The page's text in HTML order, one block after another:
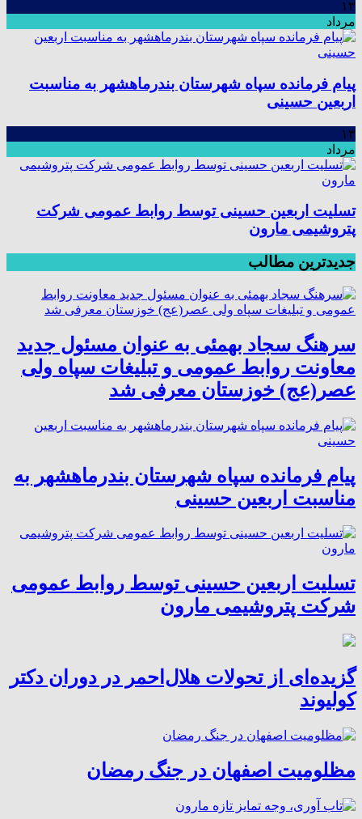
۱۳
مرداد
پیام فرمانده سپاه شهرستان بندرماهشهر به مناسبت
اربعین حسینی
۱۳
مرداد
تسلیت اربعین حسینی توسط روابط عمومی شرکت
پتروشیمی مارون
جدیدترین مطالب
سرهنگ سجاد بهمئی به عنوان مسئول جدید
معاونت روابط عمومی و تبلیغات سپاه ولی
عصر(عج) خوزستان معرفی شد
پیام فرمانده سپاه شهرستان بندرماهشهر به
مناسبت اربعین حسینی
تسلیت اربعین حسینی توسط روابط عمومی
شرکت پتروشیمی مارون
گزیده‌ای از تحولات هلال‌احمر در دوران دکتر
کولیوند
مظلومیت اصفهان در جنگ رمضان